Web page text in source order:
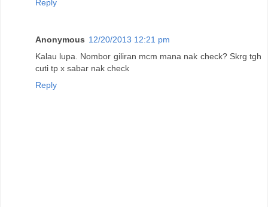
Reply
Anonymous 12/20/2013 12:21 pm
Kalau lupa. Nombor giliran mcm mana nak check? Skrg tgh
cuti tp x sabar nak check
Reply